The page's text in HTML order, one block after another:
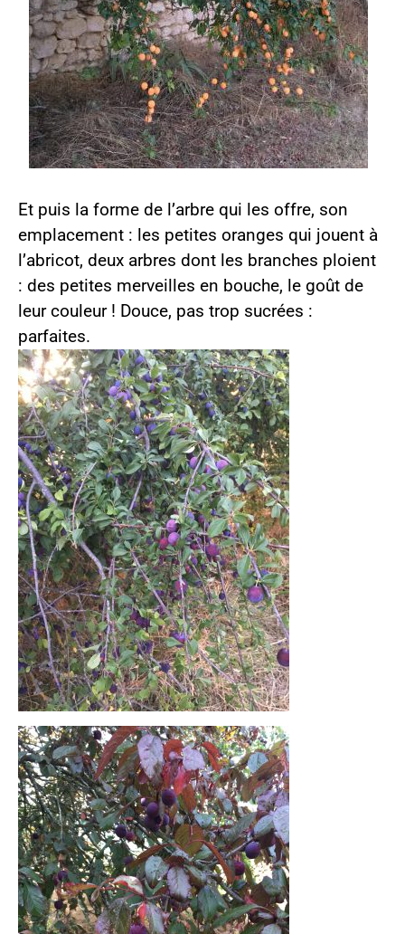
Et puis la forme de l’arbre qui les offre, son
emplacement : les petites oranges qui jouent à
l’abricot, deux arbres dont les branches ploient
: des petites merveilles en bouche, le goût de
leur couleur ! Douce, pas trop sucrées :
parfaites.